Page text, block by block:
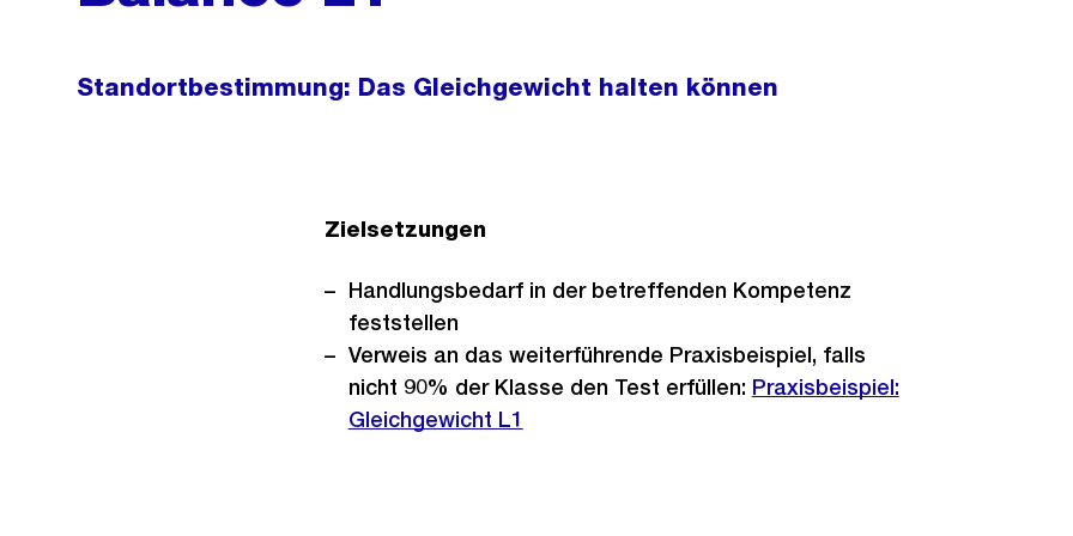
Standortbestimmung: Das Gleichgewicht halten können
Zielsetzungen
Handlungsbedarf in der betreffenden Kompetenz
feststellen
Verweis an das weiterführende Praxisbeispiel, falls
nicht 90% der Klasse den Test erfüllen: Praxisbeispiel:
Gleichgewicht L1